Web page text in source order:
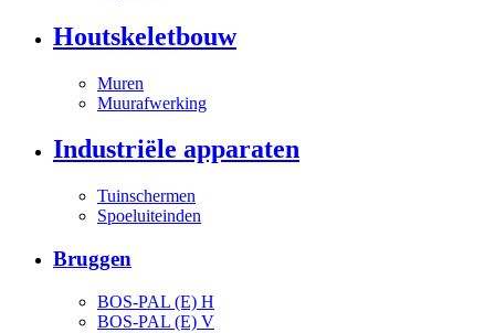
Houtskeletbouw
Muren
Muurafwerking
Industriële apparaten
Tuinschermen
Spoeluiteinden
Bruggen
BOS-PAL (E) H
BOS-PAL (E) V